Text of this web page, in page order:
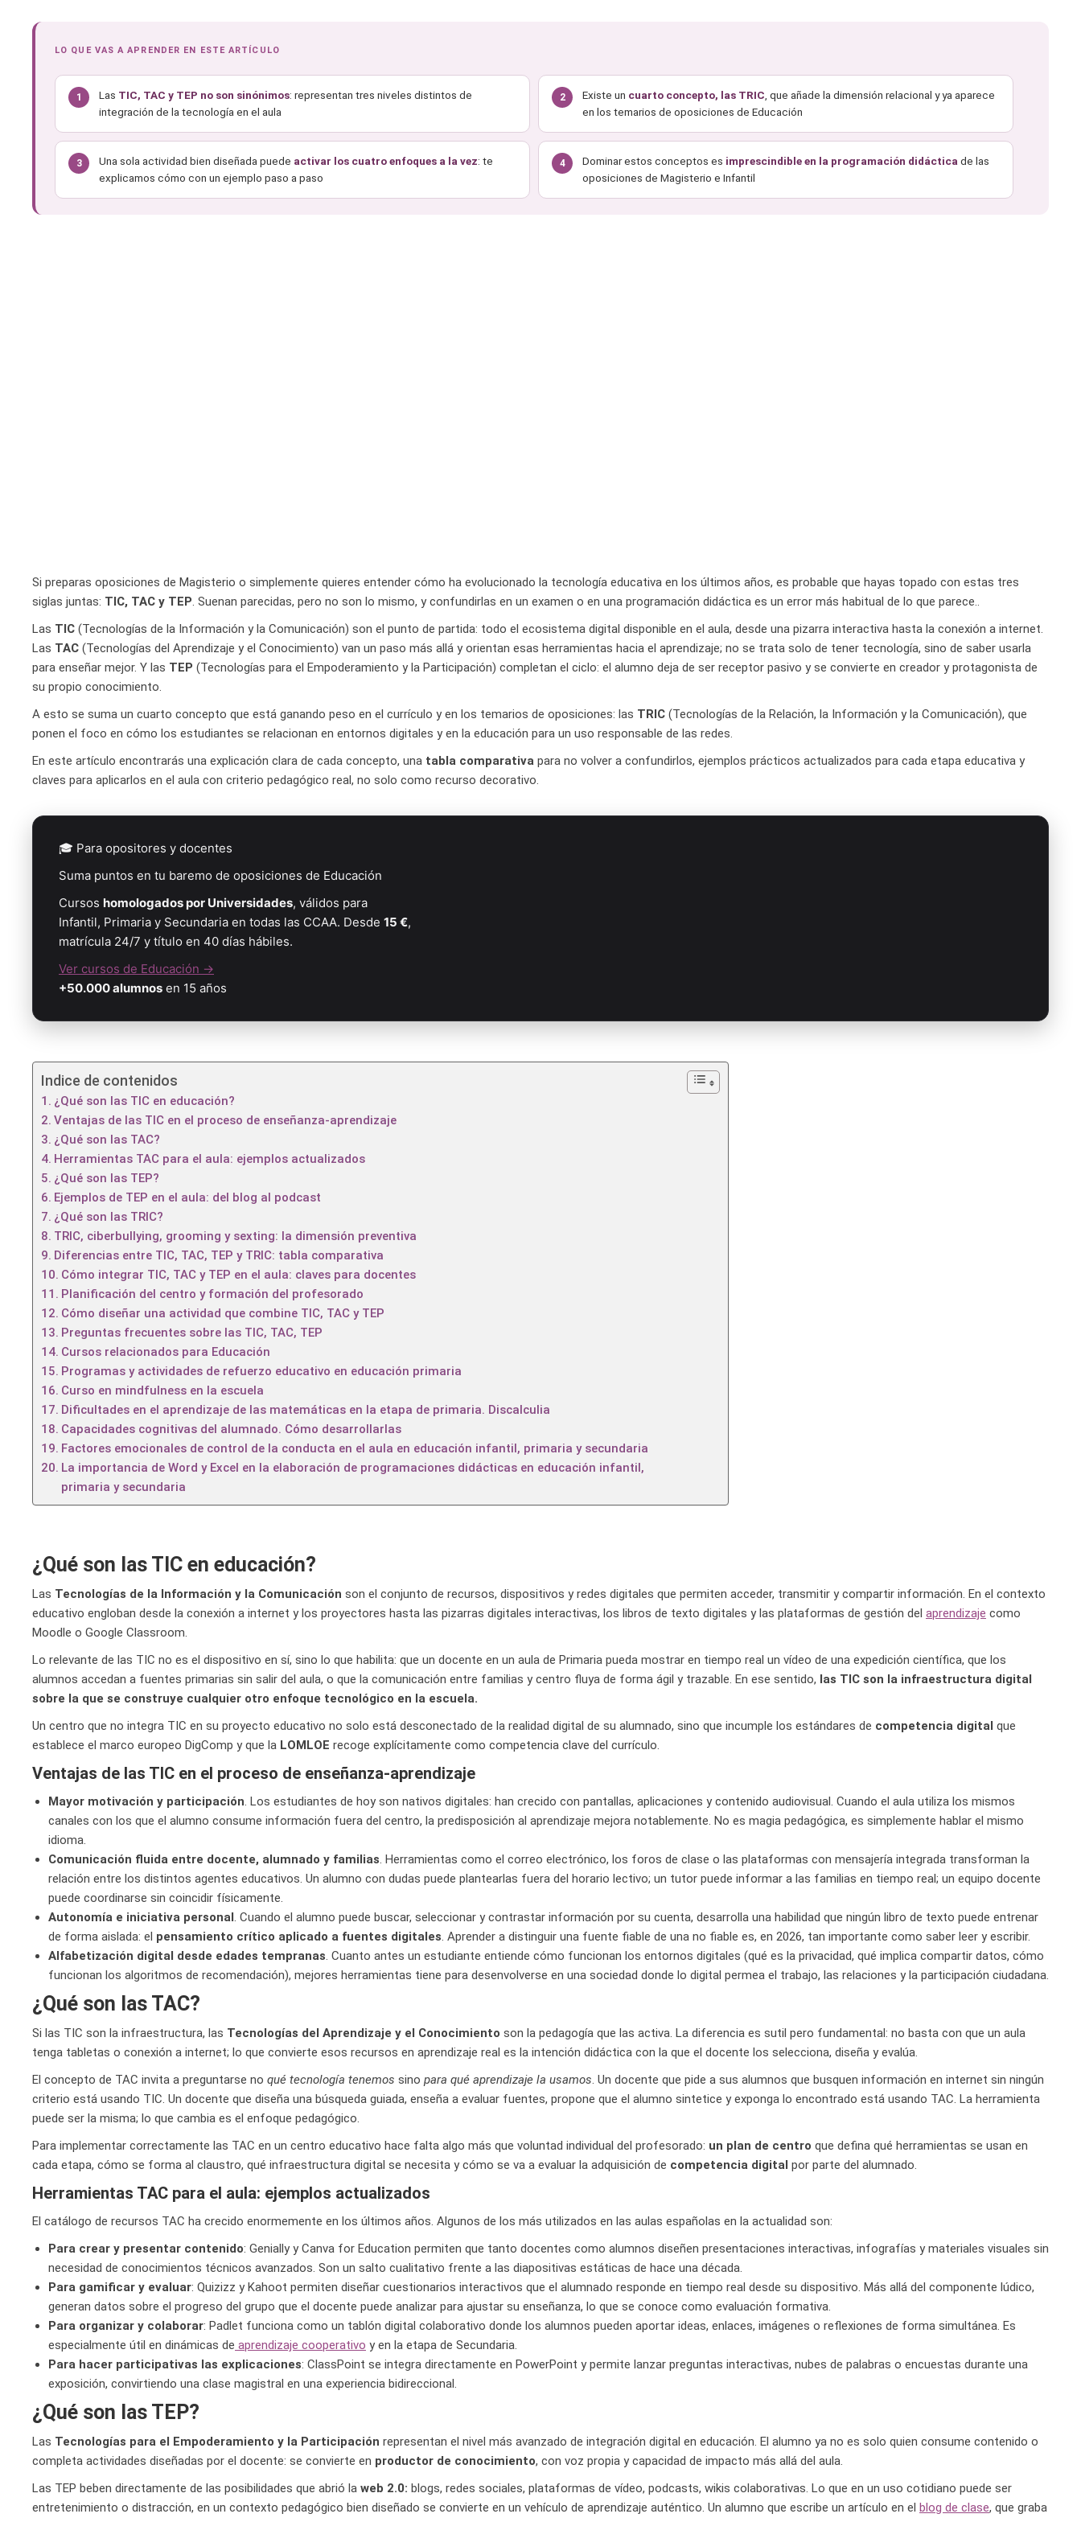
LO QUE VAS A APRENDER EN ESTE ARTÍCULO
1 Las TIC, TAC y TEP no son sinónimos: representan tres niveles distintos de
integración de la tecnología en el aula
2 Existe un cuarto concepto, las TRIC , que añade la dimensión relacional y ya aparece
en los temarios de oposiciones de Educación
3 Una sola actividad bien diseñada puede activar los cuatro enfoques a la vez: te
explicamos cómo con un ejemplo paso a paso
4 Dominar estos conceptos es imprescindible en la programación didáctica de las
oposiciones de Magisterio e Infantil
Si preparas oposiciones de Magisterio o simplemente quieres entender cómo ha evolucionado la tecnología educativa en los últimos años, es probable que hayas topado con estas tres
siglas juntas: TIC, TAC y TEP. Suenan parecidas, pero no son lo mismo, y confundirlas en un examen o en una programación didáctica es un error más habitual de lo que parece..
Las TIC (Tecnologías de la Información y la Comunicación) son el punto de partida: todo el ecosistema digital disponible en el aula, desde una pizarra interactiva hasta la conexión a internet.
Las TAC (Tecnologías del Aprendizaje y el Conocimiento) van un paso más allá y orientan esas herramientas hacia el aprendizaje; no se trata solo de tener tecnología, sino de saber usarla
para enseñar mejor. Y las TEP (Tecnologías para el Empoderamiento y la Participación) completan el ciclo: el alumno deja de ser receptor pasivo y se convierte en creador y protagonista de
su propio conocimiento.
A esto se suma un cuarto concepto que está ganando peso en el currículo y en los temarios de oposiciones: las TRIC (Tecnologías de la Relación, la Información y la Comunicación), que
ponen el foco en cómo los estudiantes se relacionan en entornos digitales y en la educación para un uso responsable de las redes.
En este artículo encontrarás una explicación clara de cada concepto, una tabla comparativa para no volver a confundirlos, ejemplos prácticos actualizados para cada etapa educativa y
claves para aplicarlos en el aula con criterio pedagógico real, no solo como recurso decorativo.
🎓 Para opositores y docentes
Suma puntos en tu baremo de oposiciones de Educación
Cursos homologados por Universidades, válidos para
Infantil, Primaria y Secundaria en todas las CCAA. Desde 15 €,
matrícula 24/7 y título en 40 días hábiles.
Ver cursos de Educación →
+50.000 alumnos en 15 años
Indice de contenidos
¿Qué son las TIC en educación?
Ventajas de las TIC en el proceso de enseñanza-aprendizaje
¿Qué son las TAC?
Herramientas TAC para el aula: ejemplos actualizados
¿Qué son las TEP?
Ejemplos de TEP en el aula: del blog al podcast
¿Qué son las TRIC?
TRIC, ciberbullying, grooming y sexting: la dimensión preventiva
Diferencias entre TIC, TAC, TEP y TRIC: tabla comparativa
Cómo integrar TIC, TAC y TEP en el aula: claves para docentes
Planificación del centro y formación del profesorado
Cómo diseñar una actividad que combine TIC, TAC y TEP
Preguntas frecuentes sobre las TIC, TAC, TEP
Cursos relacionados para Educación
Programas y actividades de refuerzo educativo en educación primaria
Curso en mindfulness en la escuela
Dificultades en el aprendizaje de las matemáticas en la etapa de primaria. Discalculia
Capacidades cognitivas del alumnado. Cómo desarrollarlas
Factores emocionales de control de la conducta en el aula en educación infantil, primaria y secundaria
La importancia de Word y Excel en la elaboración de programaciones didácticas en educación infantil,
primaria y secundaria
¿Qué son las TIC en educación?
Las Tecnologías de la Información y la Comunicación son el conjunto de recursos, dispositivos y redes digitales que permiten acceder, transmitir y compartir información. En el contexto
educativo engloban desde la conexión a internet y los proyectores hasta las pizarras digitales interactivas, los libros de texto digitales y las plataformas de gestión del aprendizaje como
Moodle o Google Classroom.
Lo relevante de las TIC no es el dispositivo en sí, sino lo que habilita: que un docente en un aula de Primaria pueda mostrar en tiempo real un vídeo de una expedición científica, que los
alumnos accedan a fuentes primarias sin salir del aula, o que la comunicación entre familias y centro fluya de forma ágil y trazable. En ese sentido, las TIC son la infraestructura digital
sobre la que se construye cualquier otro enfoque tecnológico en la escuela.
Un centro que no integra TIC en su proyecto educativo no solo está desconectado de la realidad digital de su alumnado, sino que incumple los estándares de competencia digital que
establece el marco europeo DigComp y que la LOMLOE recoge explícitamente como competencia clave del currículo.
Ventajas de las TIC en el proceso de enseñanza-aprendizaje
Mayor motivación y participación. Los estudiantes de hoy son nativos digitales: han crecido con pantallas, aplicaciones y contenido audiovisual. Cuando el aula utiliza los mismos
canales con los que el alumno consume información fuera del centro, la predisposición al aprendizaje mejora notablemente. No es magia pedagógica, es simplemente hablar el mismo
idioma.
Comunicación fluida entre docente, alumnado y familias. Herramientas como el correo electrónico, los foros de clase o las plataformas con mensajería integrada transforman la
relación entre los distintos agentes educativos. Un alumno con dudas puede plantearlas fuera del horario lectivo; un tutor puede informar a las familias en tiempo real; un equipo docente
puede coordinarse sin coincidir físicamente.
Autonomía e iniciativa personal. Cuando el alumno puede buscar, seleccionar y contrastar información por su cuenta, desarrolla una habilidad que ningún libro de texto puede entrenar
de forma aislada: el pensamiento crítico aplicado a fuentes digitales. Aprender a distinguir una fuente fiable de una no fiable es, en 2026, tan importante como saber leer y escribir.
Alfabetización digital desde edades tempranas. Cuanto antes un estudiante entiende cómo funcionan los entornos digitales (qué es la privacidad, qué implica compartir datos, cómo
funcionan los algoritmos de recomendación), mejores herramientas tiene para desenvolverse en una sociedad donde lo digital permea el trabajo, las relaciones y la participación ciudadana.
¿Qué son las TAC?
Si las TIC son la infraestructura, las Tecnologías del Aprendizaje y el Conocimiento son la pedagogía que las activa. La diferencia es sutil pero fundamental: no basta con que un aula
tenga tabletas o conexión a internet; lo que convierte esos recursos en aprendizaje real es la intención didáctica con la que el docente los selecciona, diseña y evalúa.
El concepto de TAC invita a preguntarse no qué tecnología tenemos sino para qué aprendizaje la usamos. Un docente que pide a sus alumnos que busquen información en internet sin ningún
criterio está usando TIC. Un docente que diseña una búsqueda guiada, enseña a evaluar fuentes, propone que el alumno sintetice y exponga lo encontrado está usando TAC. La herramienta
puede ser la misma; lo que cambia es el enfoque pedagógico.
Para implementar correctamente las TAC en un centro educativo hace falta algo más que voluntad individual del profesorado: un plan de centro que defina qué herramientas se usan en
cada etapa, cómo se forma al claustro, qué infraestructura digital se necesita y cómo se va a evaluar la adquisición de competencia digital por parte del alumnado.
Herramientas TAC para el aula: ejemplos actualizados
El catálogo de recursos TAC ha crecido enormemente en los últimos años. Algunos de los más utilizados en las aulas españolas en la actualidad son:
Para crear y presentar contenido: Genially y Canva for Education permiten que tanto docentes como alumnos diseñen presentaciones interactivas, infografías y materiales visuales sin
necesidad de conocimientos técnicos avanzados. Son un salto cualitativo frente a las diapositivas estáticas de hace una década.
Para gamificar y evaluar: Quizizz y Kahoot permiten diseñar cuestionarios interactivos que el alumnado responde en tiempo real desde su dispositivo. Más allá del componente lúdico,
generan datos sobre el progreso del grupo que el docente puede analizar para ajustar su enseñanza, lo que se conoce como evaluación formativa.
Para organizar y colaborar: Padlet funciona como un tablón digital colaborativo donde los alumnos pueden aportar ideas, enlaces, imágenes o reflexiones de forma simultánea. Es
especialmente útil en dinámicas de aprendizaje cooperativo y en la etapa de Secundaria.
Para hacer participativas las explicaciones: ClassPoint se integra directamente en PowerPoint y permite lanzar preguntas interactivas, nubes de palabras o encuestas durante una
exposición, convirtiendo una clase magistral en una experiencia bidireccional.
¿Qué son las TEP?
Las Tecnologías para el Empoderamiento y la Participación representan el nivel más avanzado de integración digital en educación. El alumno ya no es solo quien consume contenido o
completa actividades diseñadas por el docente: se convierte en productor de conocimiento, con voz propia y capacidad de impacto más allá del aula.
Las TEP beben directamente de las posibilidades que abrió la web 2.0: blogs, redes sociales, plataformas de vídeo, podcasts, wikis colaborativas. Lo que en un uso cotidiano puede ser
entretenimiento o distracción, en un contexto pedagógico bien diseñado se convierte en un vehículo de aprendizaje auténtico. Un alumno que escribe un artículo en el blog de clase, que graba